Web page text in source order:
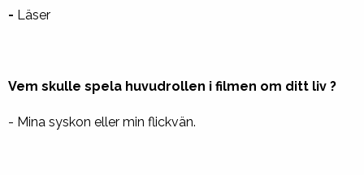
- Läser
Vem skulle spela huvudrollen i filmen om ditt liv ?
- Mina syskon eller min flickvän.